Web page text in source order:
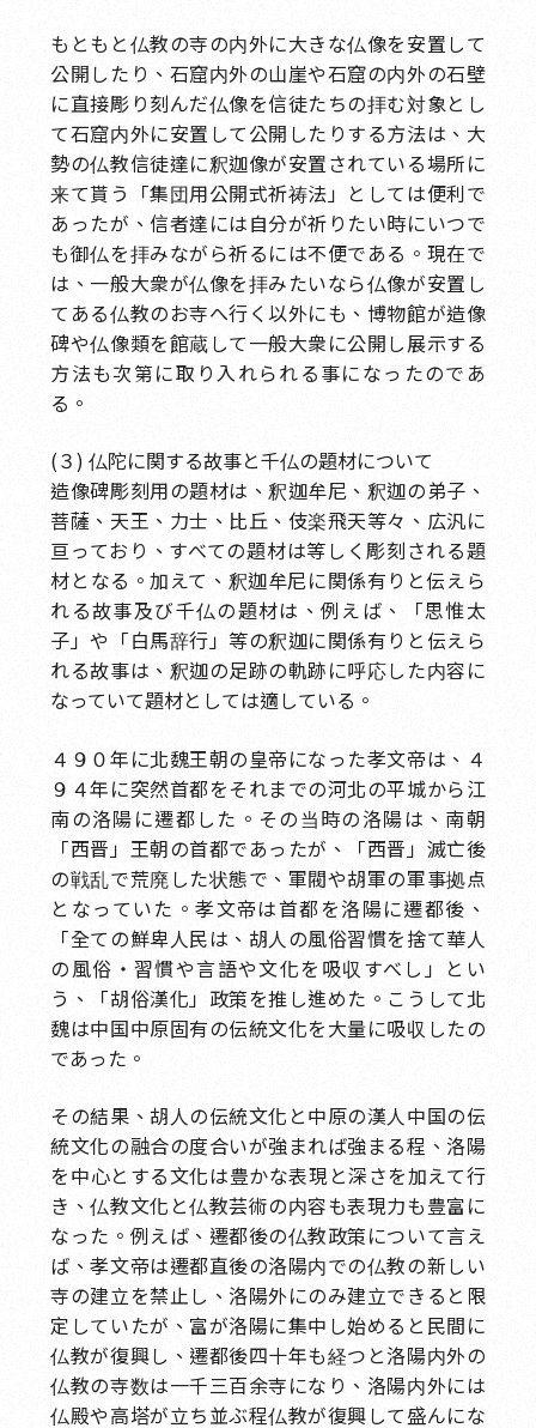
もともと仏教の寺の内外に大きな仏像を安置して
公開したり、石窟内外の山崖や石窟の内外の石壁
に直接彫り刻んだ仏像を信徒たちの拝む対象とし
て石窟内外に安置して公開したりする方法は、大
勢の仏教信徒達に釈迦像が安置されている場所に
来て貰う「集団用公開式祈祷法」としては便利で
あったが、信者達には自分が祈りたい時にいつで
も御仏を拝みながら祈るには不便である。現在で
は、一般大衆が仏像を拝みたいなら仏像が安置し
てある仏教のお寺へ行く以外にも、博物館が造像
碑や仏像類を館蔵して一般大衆に公開し展示する
方法も次第に取り入れられる事になったのであ
る。
(３) 仏陀に関する故事と千仏の題材について
造像碑彫刻用の題材は、釈迦牟尼、釈迦の弟子、
菩薩、天王、力士、比丘、伎楽飛天等々、広汎に
亘っており、すべての題材は等しく彫刻される題
材となる。加えて、釈迦牟尼に関係有りと伝えら
れる故事及び千仏の題材は、例えば、「思惟太
子」や「白馬辞行」等の釈迦に関係有りと伝えら
れる故事は、釈迦の足跡の軌跡に呼応した内容に
なっていて題材としては適している。
４９０年に北魏王朝の皇帝になった孝文帝は、４
９４年に突然首都をそれまでの河北の平城から江
南の洛陽に遷都した。その当時の洛陽は、南朝
「西晋」王朝の首都であったが、「西晋」滅亡後
の戦乱で荒廃した状態で、軍閥や胡軍の軍事拠点
となっていた。孝文帝は首都を洛陽に遷都後、
「全ての鮮卑人民は、胡人の風俗習慣を捨て華人
の風俗・習慣や言語や文化を吸収すべし」とい
う、「胡俗漢化」政策を推し進めた。こうして北
魏は中国中原固有の伝統文化を大量に吸収したの
であった。
その結果、胡人の伝統文化と中原の漢人中国の伝
統文化の融合の度合いが強まれば強まる程、洛陽
を中心とする文化は豊かな表現と深さを加えて行
き、仏教文化と仏教芸術の内容も表現力も豊富に
なった。例えば、遷都後の仏教政策について言え
ば、孝文帝は遷都直後の洛陽内での仏教の新しい
寺の建立を禁止し、洛陽外にのみ建立できると限
定していたが、富が洛陽に集中し始めると民間に
仏教が復興し、遷都後四十年も経つと洛陽内外の
仏教の寺数は一千三百余寺になり、洛陽内外には
仏殿や高塔が立ち並ぶ程仏教が復興して盛んにな